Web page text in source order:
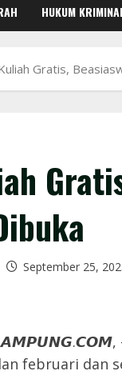
HUKUM
Gratis,
September 25,
februari dan